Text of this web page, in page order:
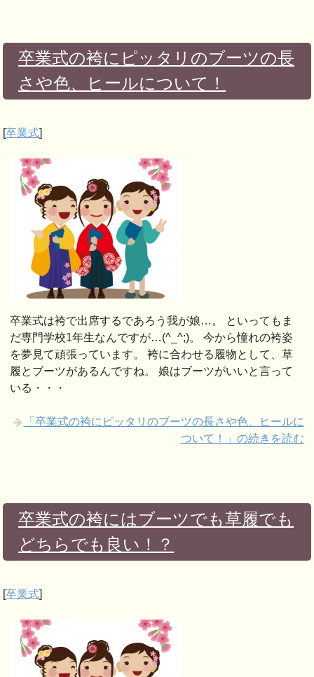
卒業式の袴にピッタリのブーツの長
さや色、ヒールについて！
[卒業式]
卒業式は袴で出席するであろう我が娘…。 といってもま
だ専門学校1年生なんですが…(^_^;)。 今から憧れの袴姿
を夢見て頑張っています。 袴に合わせる履物として、草
履とブーツがあるんですね。 娘はブーツがいいと言って
いる・・・
「卒業式の袴にピッタリのブーツの長さや色、ヒールに
ついて！」の続きを読む
卒業式の袴にはブーツでも草履でも
どちらでも良い！？
[卒業式]